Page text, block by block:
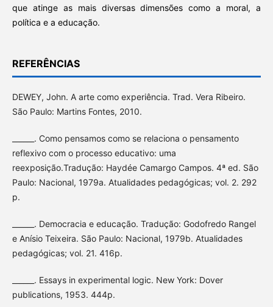
que atinge as mais diversas dimensões como a moral, a
política e a educação.
REFERÊNCIAS
DEWEY, John. A arte como experiência. Trad. Vera Ribeiro.
São Paulo: Martins Fontes, 2010.
______. Como pensamos como se relaciona o pensamento
reflexivo com o processo educativo: uma
reexposição.Tradução: Haydée Camargo Campos. 4ª ed. São
Paulo: Nacional, 1979a. Atualidades pedagógicas; vol. 2. 292
p.
______. Democracia e educação. Tradução: Godofredo Rangel
e Anísio Teixeira. São Paulo: Nacional, 1979b. Atualidades
pedagógicas; vol. 21. 416p.
______. Essays in experimental logic. New York: Dover
publications, 1953. 444p.